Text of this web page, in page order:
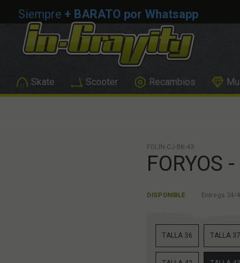
Siempre + BARATO por Whatsapp
Skate Scooter Recambios
FOLIN-CJ-BK-43
FORYOS
DISPONIBLE Entrega 24/
TALLA 36 TALLA 37